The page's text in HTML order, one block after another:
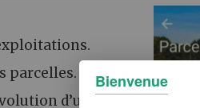
parcelles.
d’une
Bienvenue